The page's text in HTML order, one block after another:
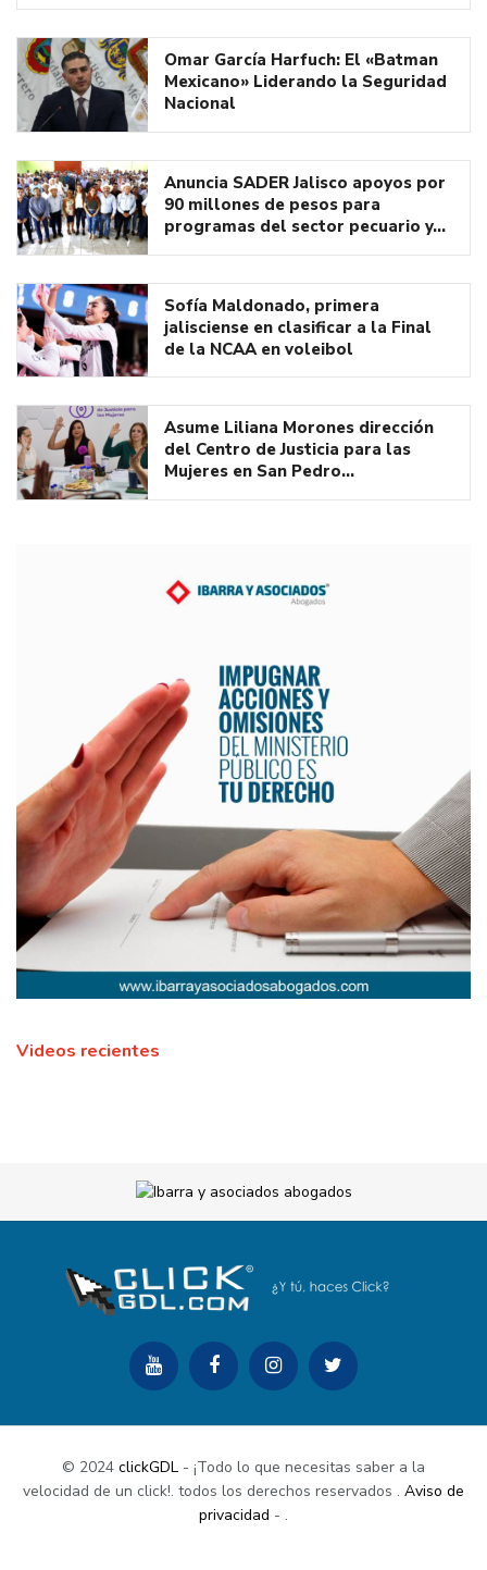
Omar García Harfuch: El «Batman
Mexicano» Liderando la Seguridad
Nacional
Anuncia SADER Jalisco apoyos por
90 millones de pesos para
programas del sector pecuario y…
Sofía Maldonado, primera
jalisciense en clasificar a la Final
de la NCAA en voleibol
Asume Liliana Morones dirección
del Centro de Justicia para las
Mujeres en San Pedro…
Videos recientes
© 2024 clickGDL - ¡Todo lo que necesitas saber a la
velocidad de un click!. todos los derechos reservados . Aviso de
privacidad - .